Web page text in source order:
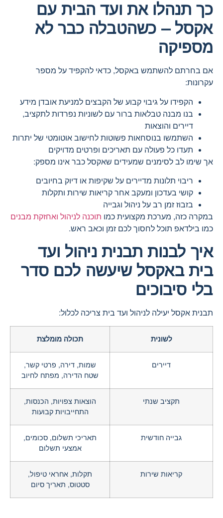
כך תנהלו את ועד הבית עם
אקסל – כשהטבלה כבר לא
מספיקה
אם בחרתם להשתמש באקסל, כדאי להקפיד על מספר
עקרונות:
הקפידו על גיבוי קבוע של הקבצים למניעת אובדן מידע
בנו מבנה טבלאות ברור עם לשוניות נפרדות לתקציב,
דיירים והוצאות
השתמשו בנוסחאות פשוטות לחישוב אוטומטי של יתרות
תעדו כל פעולה עם תאריכים ופרטים מדויקים
אך שימו לב לסימנים שמעידים שאקסל כבר אינו מספק:
ריבוי תלונות מדיירים על שקיפות או דיוק בחיובים
קושי בעדכון ומעקב אחר קריאות שירות ותקלות
בזבוז זמן רב על ניהול וגבייה
במקרה כזה, מערכת מקצועית כמו תוכנה לניהול ואחזקת מבנים
כמו בילדאפ תוכל לחסוך לכם זמן וכאב ראש.
איך לבנות תבנית ניהול ועד
בית באקסל שיעשה לכם סדר
בלי סיבוכים
תבנית אקסל יעילה לניהול ועד בית צריכה לכלול:
תכולה מומלצת לשונית
שמות, דירה, פרטי קשר,
שטח הדירה, מפתח לחיוב
דיירים
הוצאות צפויות, הכנסות,
התחייבויות קבועות
תקציב שנתי
תאריכי תשלום, סכומים,
אמצעי תשלום
גבייה חודשית
תקלות, אחראי טיפול,
סטטוס, תאריך סיום
קריאות שירות